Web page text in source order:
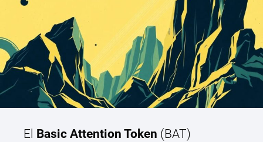
El Basic Attention Token (BAT)